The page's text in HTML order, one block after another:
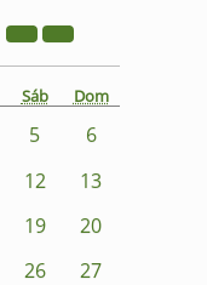
Sáb Dom
5
6
12
13
19
20
26
27